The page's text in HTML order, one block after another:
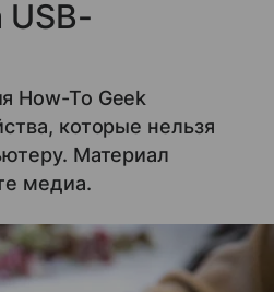
How-To Geek
которые нельзя
Материал
медиа.